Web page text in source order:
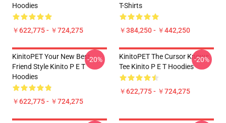
Hoodies
￥622,775 - ￥724,275
T-Shirts
￥384,250 - ￥442,250
KinitoPET Your New Best
Friend Style Kinito P E T
Hoodies
￥622,775 - ￥724,275
-20%
KinitoPET The Cursor Knows
Tee Kinito P E T Hoodies
￥622,775 - ￥724,275
-20%